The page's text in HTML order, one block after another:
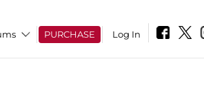
PURCHASE Log In